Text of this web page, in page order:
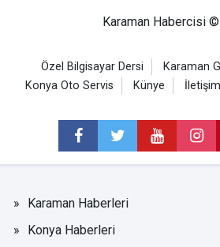
Karaman Habercisi
Özel Bilgisayar Dersi
Karaman
Konya Oto Servis
Künye İletişim
Karaman Haberleri
Konya Haberleri